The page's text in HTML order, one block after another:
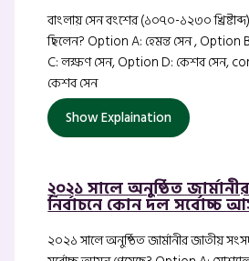
বাংলায় সেন বংশের (১০৭০-১২৩০
ছিলেন? Option A: হেমন্ত সেন , Option
C: লক্ষণ সেন, Option D: কেশব সেন,
কেশব সেন
Show Explaination
২০২১ সালে অনুষ্ঠিত
নির্বাচনে কোন দল সর্বোচ্চ
২০২১ সালে অনুষ্ঠিত জার্মানীর জাতীয়